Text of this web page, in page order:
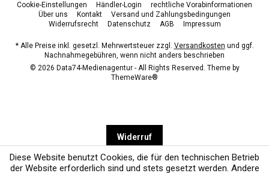
Cookie-Einstellungen Händler-Login
rechtliche Vorabinformationen
Über uns
Kontakt
Versand und Zahlungsbedingungen
Widerrufsrecht
Datenschutz AGB Impressum
* Alle Preise inkl. gesetzl. Mehrwertsteuer zzgl. Versandkosten und ggf.
Nachnahmegebühren, wenn nicht anders beschrieben
© 2026 Data74-Medienagentur - All Rights Reserved. Theme by
ThemeWare®
Widerruf
Diese Website benutzt Cookies, die für den technischen Betrieb
der Website erforderlich sind und stets gesetzt werden. Andere